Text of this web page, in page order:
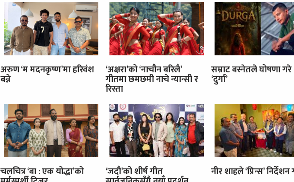
अरुण ‘म मदनकृष्ण’मा हरिवंश
बन्ने
‘अक्षरा’को ‘नाचौन बरिलै’
गीतमा छमछमी नाचे न्यान्सी र
रिस्ता
सम्राट बस्नेतले घोषणा गरे
‘दुर्गा’
चलचित्र ‘बा : एक योद्धा’को ‘जदौ’को शीर्ष गीत नीर शाहले ‘प्रिन्स’ निर्देशन